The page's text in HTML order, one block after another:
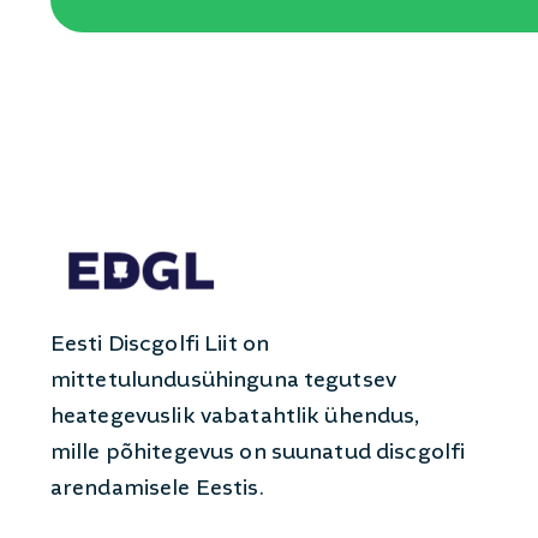
Eesti Discgolfi Liit on
mittetulundusühinguna tegutsev
heategevuslik vabatahtlik ühendus,
mille põhitegevus on suunatud discgolfi
arendamisele Eestis.